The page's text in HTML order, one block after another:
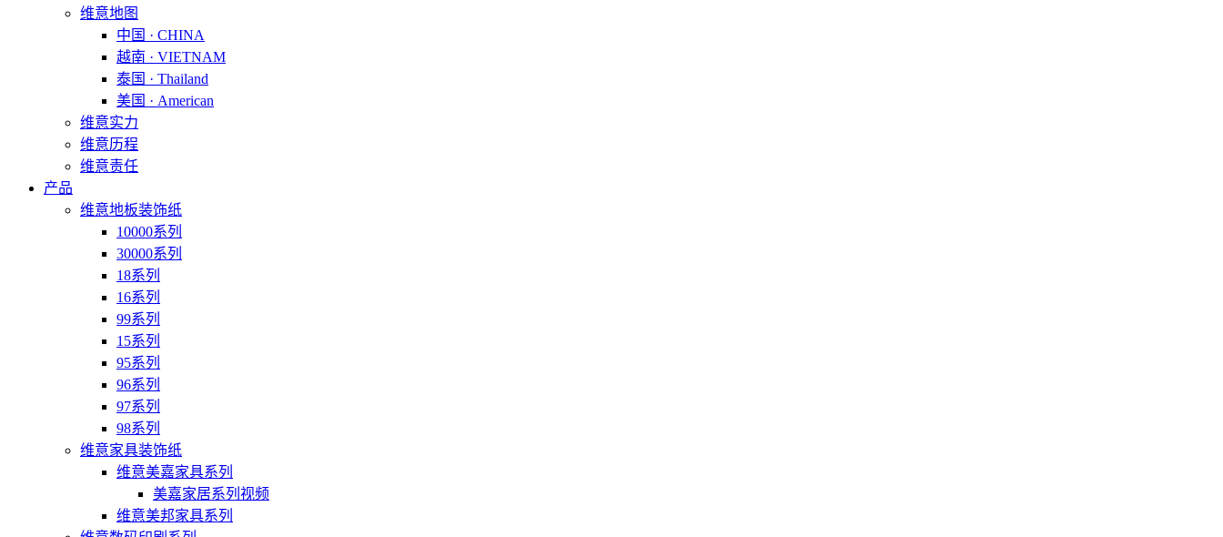
维意地图
中国 · CHINA
越南 · VIETNAM
泰国 · Thailand
美国 · American
维意实力
维意历程
维意责任
产品
维意地板装饰纸
10000系列
30000系列
18系列
16系列
99系列
15系列
95系列
96系列
97系列
98系列
维意家具装饰纸
维意美嘉家具系列
美嘉家居系列视频
维意美邦家具系列